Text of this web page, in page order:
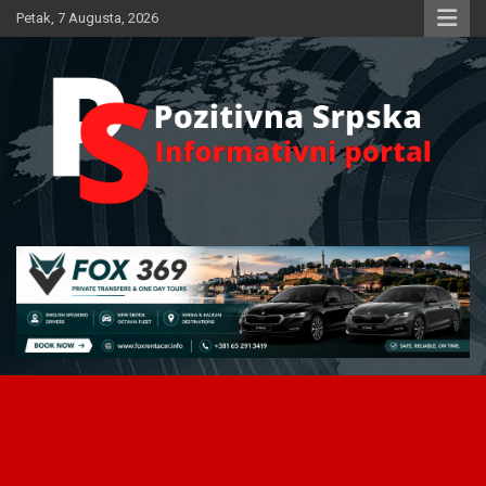
Skip
to
Petak, 7 Augusta, 2026
Pozitivna Srpska